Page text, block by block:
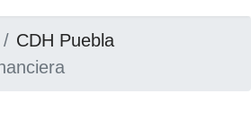
CDH Puebla